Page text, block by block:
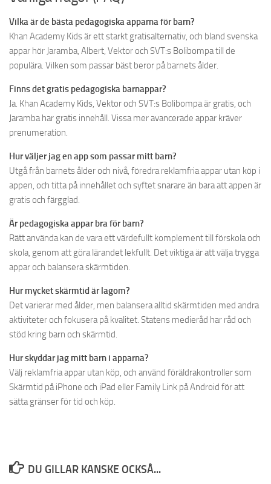
Vilka är de bästa pedagogiska apparna för barn?
Khan Academy Kids är ett starkt gratisalternativ, och bland svenska
appar hör Jaramba, Albert, Vektor och SVT:s Bolibompa till de
populära. Vilken som passar bäst beror på barnets ålder.
Finns det gratis pedagogiska barnappar?
Ja. Khan Academy Kids, Vektor och SVT:s Bolibompa är gratis, och
Jaramba har gratis innehåll. Vissa mer avancerade appar kräver
prenumeration.
Hur väljer jag en app som passar mitt barn?
Utgå från barnets ålder och nivå, föredra reklamfria appar utan köp i
appen, och titta på innehållet och syftet snarare än bara att appen är
gratis och färgglad.
Är pedagogiska appar bra för barn?
Rätt använda kan de vara ett värdefullt komplement till förskola och
skola, genom att göra lärandet lekfullt. Det viktiga är att välja trygga
appar och balansera skärmtiden.
Hur mycket skärmtid är lagom?
Det varierar med ålder, men balansera alltid skärmtiden med andra
aktiviteter och fokusera på kvalitet. Statens medieråd har råd och
stöd kring barn och skärmtid.
Hur skyddar jag mitt barn i apparna?
Välj reklamfria appar utan köp, och använd föräldrakontroller som
Skärmtid på iPhone och iPad eller Family Link på Android för att
sätta gränser för tid och köp.
DU GILLAR KANSKE OCKSÅ...